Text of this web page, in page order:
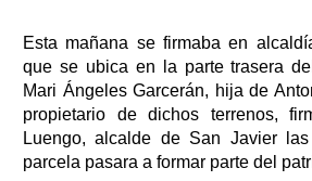
Esta mañana se firmaba en
que se ubica en la parte trasera
Mari Ángeles Garcerán, hija de
propietario de dichos terrenos,
Luengo, alcalde de San Javier
parcela pasara a formar parte del